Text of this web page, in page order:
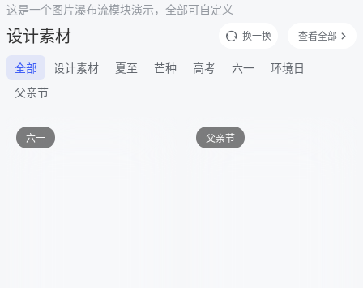
这是一个图片瀑布流模块演示，全部可自定义
设计素材 换一换 查看全部
全部 设计素材 夏至 芒种 高考 六一
环境日
父亲节
六一 父亲节